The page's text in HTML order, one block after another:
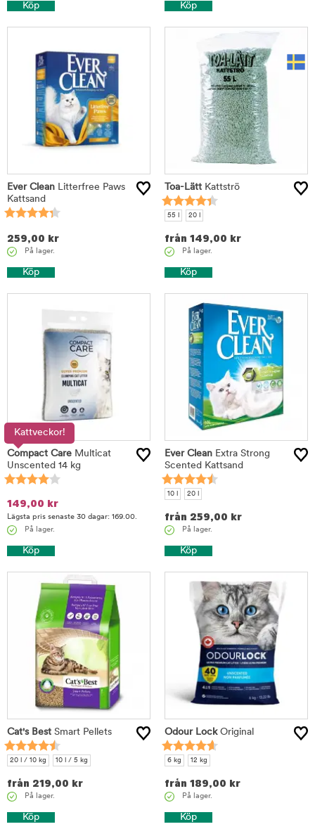
Köp Köp
Ever Clean Litterfree Paws
Kattsand
259,00 kr
På lager.
Köp
Toa-Lätt Kattströ
55 l 20 l
från 149,00 kr
På lager.
Köp
Kattveckor!
Compact Care Multicat
Unscented 14 kg
149,00 kr
Lägsta pris senaste 30 dagar: 169.00.
På lager.
Köp
Ever Clean Extra Strong
Scented Kattsand
10 l 20 l
från 259,00 kr
På lager.
Köp
Cat's Best Smart Pellets
20 l / 10 kg 10 l / 5 kg
från 219,00 kr
På lager.
Köp
Odour LockOriginal
6 kg 12 kg
från 189,00 kr
På lager.
Köp